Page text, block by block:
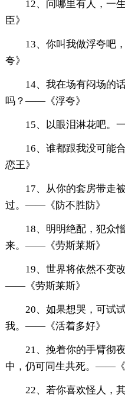
12、问哪里有人，一
臣》
13、你叫我做浮夸吧
夸》
14、我在场有闷场的
吗？——《浮夸》
15、以眼泪淋花吧。
16、谁都跟我没可能
恋王》
17、从你的套房带走
过。——《防不胜防》
18、明明绝配，犯众
来。——《劳斯莱斯》
19、世界将依然不变
——《劳斯莱斯》
20、如果想哭，可试
我。——《活着多好》
21、挽着你的手臂彻
中，仍可同生共死。——《
22、若你喜欢怪人，